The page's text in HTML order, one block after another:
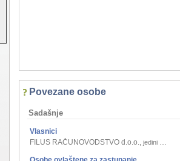
Povezane osobe
Sadašnje
Vlasnici
FILUS RAČUNOVODSTVO d.o.o., jedini osnivač j.d.o.o.